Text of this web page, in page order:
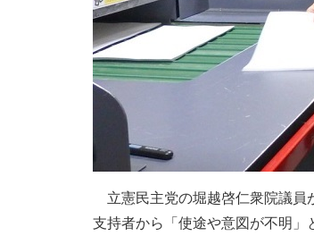
立憲民主党の堀越啓仁衆院議員
支持者から「使途や意図が不明」